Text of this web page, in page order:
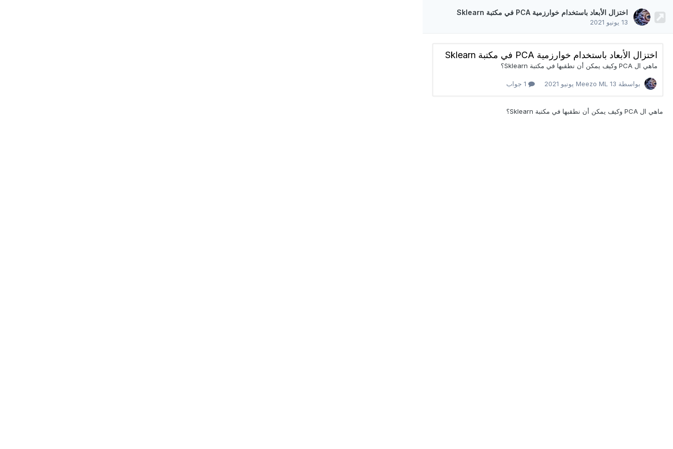
اختزال الأبعاد باستخدام خوارزمية PCA في مكتبة Sklearn
13 يونيو 2021
اختزال الأبعاد باستخدام خوارزمية PCA في مكتبة Sklearn
ماهي ال PCA وكيف يمكن أن نطقبها في مكتبة Sklearn؟
بواسطة Meezo ML 13 يونيو 2021
ماهي ال PCA وكيف يمكن أن نطقبها في مكتبة Sklearn؟